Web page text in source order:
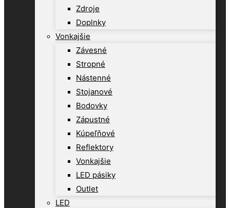
Zdroje
Doplnky
Vonkajšie
Závesné
Stropné
Nástenné
Stojanové
Bodovky
Zápustné
Kúpeľňové
Reflektory
Vonkajšie
LED pásiky
Outlet
LED